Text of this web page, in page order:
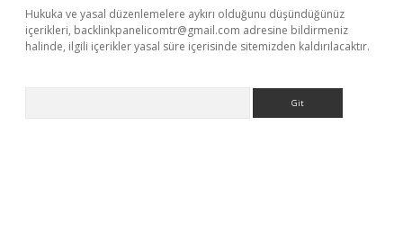
Hukuka ve yasal düzenlemelere aykırı olduğunu düşündüğünüz
içerikleri, backlinkpanelicomtr@gmail.com adresine bildirmeniz
halinde, ilgili içerikler yasal süre içerisinde sitemizden kaldırılacaktır.